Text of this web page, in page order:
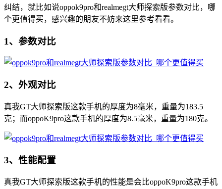
纠结，就比如说oppok9pro和realmegt大师探索版参数对比，哪
个更值得买，感兴趣的朋友不妨来这里参考看看。
1、参数对比
2、外观对比
真我GT大师探索版这款手机的厚度为8毫米，重量为183.5
克；而oppoK9pro这款手机的厚度为8.5毫米，重量为180克。
3、性能配置
真我GT大师探索版这款手机的性能是会比oppoK9pro这款手机